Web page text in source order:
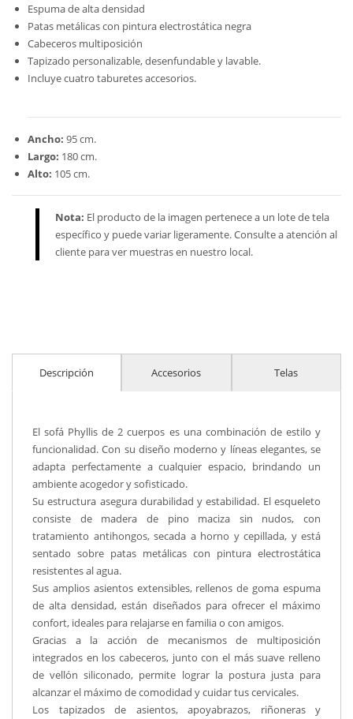
Espuma de alta densidad
Patas metálicas con pintura electrostática negra
Cabeceros multiposición
Tapizado personalizable, desenfundable y lavable.
Incluye cuatro taburetes accesorios.
Ancho: 95 cm.
Largo: 180 cm.
Alto: 105 cm.
Nota: El producto de la imagen pertenece a un lote de tela
específico y puede variar ligeramente. Consulte a atención al
cliente para ver muestras en nuestro local.
Descripción Accesorios Telas
El sofá Phyllis de 2 cuerpos es una combinación de estilo y
funcionalidad. Con su diseño moderno y líneas elegantes, se
adapta perfectamente a cualquier espacio, brindando un
ambiente acogedor y sofisticado.
Su estructura asegura durabilidad y estabilidad. El esqueleto
consiste de madera de pino maciza sin nudos, con
tratamiento antihongos, secada a horno y cepillada, y está
sentado sobre patas metálicas con pintura electrostática
resistentes al agua.
Sus amplios asientos extensibles, rellenos de goma espuma
de alta densidad, están diseñados para ofrecer el máximo
confort, ideales para relajarse en familia o con amigos.
Gracias a la acción de mecanismos de multiposición
integrados en los cabeceros, junto con el más suave relleno
de vellón siliconado, permite lograr la postura justa para
alcanzar el máximo de comodidad y cuidar tus cervicales.
Los tapizados de asientos, apoyabrazos, riñoneras y